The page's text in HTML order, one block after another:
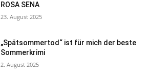
ROSA SENA
23. August 2025
„Spätsommertod“ ist für mich der beste
Sommerkrimi
2. August 2025